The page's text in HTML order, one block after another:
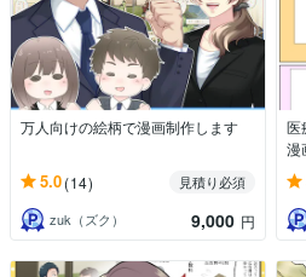
万人向けの絵柄で漫画制作します
5.0(14)
見積り必須
zuk（ズク）
9,000 円
医
漫